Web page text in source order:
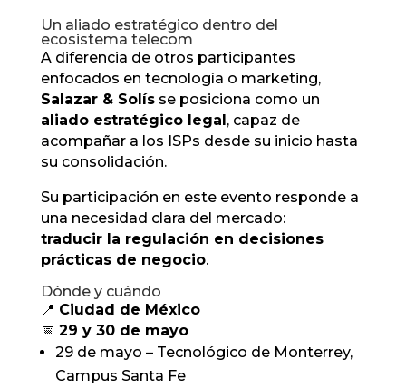
Un aliado estratégico dentro del
ecosistema telecom
A diferencia de otros participantes
enfocados en tecnología o marketing,
Salazar & Solísse posiciona como un
aliado estratégico legal, capaz de
acompañar a los ISPs desde su inicio hasta
su consolidación.
Su participación en este evento responde a
una necesidad clara del mercado:
traducir la regulación en decisiones
prácticas de negocio.
Dónde y cuándo
📍 Ciudad de México
📅 29 y 30 de mayo
29 de mayo – Tecnológico de Monterrey,
Campus Santa Fe